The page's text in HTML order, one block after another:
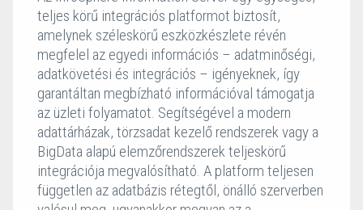
teljes körű integrációs platformot biztosít,
amelynek széleskörű eszközkészlete révén
megfelel az egyedi információs – adatminőségi,
adatkövetési és integrációs – igényeknek, így
garantáltan megbízható információval támogatja
az üzleti folyamatot. Segítségével a modern
adattárházak, törzsadat kezelő rendszerek vagy a
BigData alapú elemzőrendszerek teljeskörű
integrációja megvalósítható. A platform teljesen
független az adatbázis rétegtől, önálló szerverben